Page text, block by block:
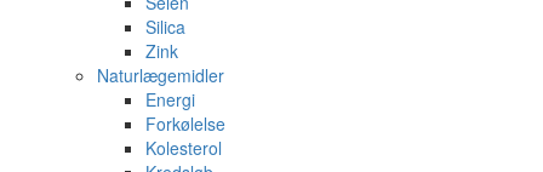
Silica
Zink
Naturlægemidler
Energi
Forkølelse
Kolesterol